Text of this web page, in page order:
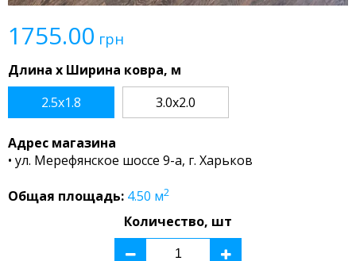
1755.00 грн
Длина x Ширина ковра, м
2.5x1.8
3.0x2.0
Адрес магазина
• ул. Мерефянское шоссе 9-а, г. Харьков
Общая площадь: 4.50 м2
Количество, шт